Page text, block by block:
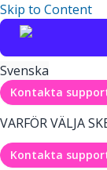
Skip to Content
Svenska
Kontakta
VARFÖR VÄLJA
Kontakta